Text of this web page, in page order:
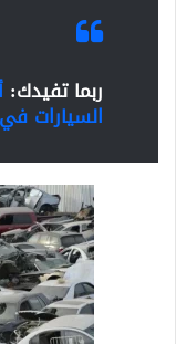
ربما تفيدك:
السيارات